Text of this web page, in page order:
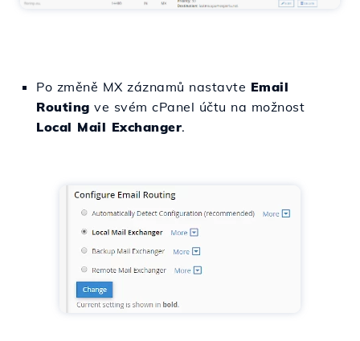
Po změně MX záznamů nastavte Email
Routing ve svém cPanel účtu na možnost
Local Mail Exchanger.